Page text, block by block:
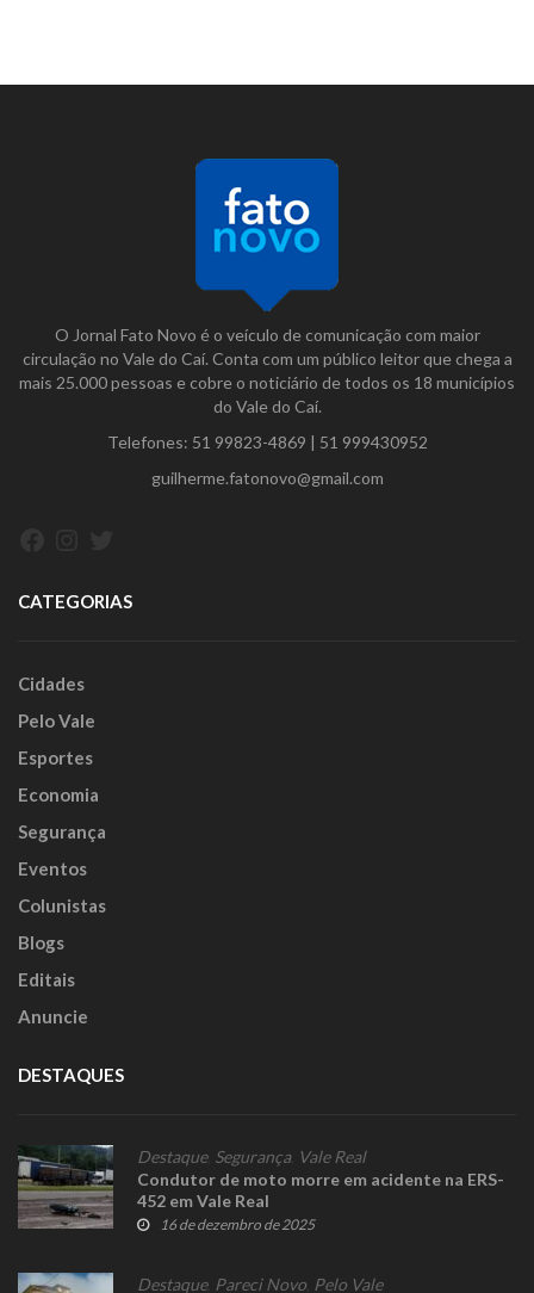
O Jornal Fato Novo é o veículo de comunicação com maior
circulação no Vale do Caí. Conta com um público leitor que chega a
mais 25.000 pessoas e cobre o noticiário de todos os 18 municípios
do Vale do Caí.
Telefones: 51 99823-4869 | 51 999430952
guilherme.fatonovo@gmail.com
CATEGORIAS
Cidades
Pelo Vale
Esportes
Economia
Segurança
Eventos
Colunistas
Blogs
Editais
Anuncie
DESTAQUES
Destaque, Segurança, Vale Real
Condutor de moto morre em acidente na ERS-
452 em Vale Real
16 de dezembro de 2025
Destaque, Pareci Novo Pelo Vale